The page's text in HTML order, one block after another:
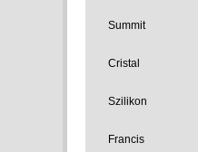
Summit
Cristal
Szilikon
Francis